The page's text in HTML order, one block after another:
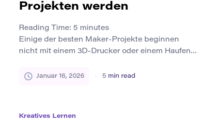
Projekten werden
Reading Time: 5 minutes
Einige der besten Maker-Projekte beginnen
nicht mit einem 3D-Drucker oder einem Haufen
Forschungsfrage. Ein überraschender Befund.
Januar 16, 2026 5 min read
Kreatives Lernen